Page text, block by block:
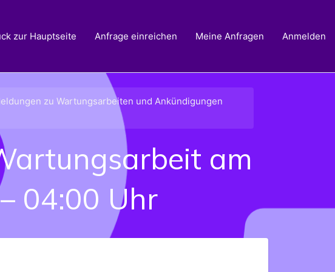
zur Hauptseite Anfrage einreichen Meine Anfragen Anmelden
zu Wartungsarbeiten und Ankündigungen
am
04:00 Uhr